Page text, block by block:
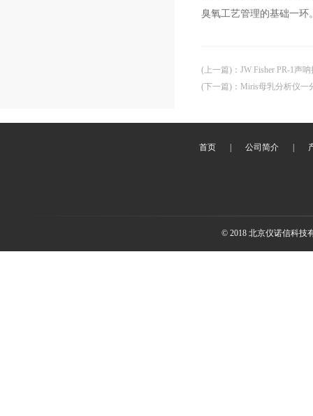
臭氧工艺管理的基础一环
(上一篇) ： JW Fisher PR-1声
(下一篇) ： Miris母乳分析仪一
首页 公司简介
© 2018 北京仪诺信科技